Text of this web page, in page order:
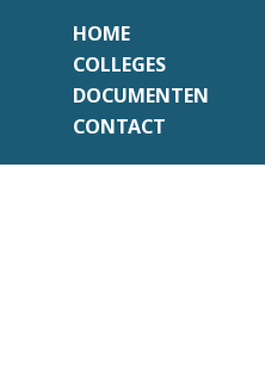
HOME
COLLEGES
DOCUMENTEN
CONTACT